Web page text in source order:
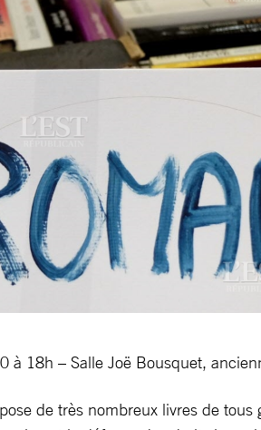
18h – Salle Joë Bousquet,
de très nombreux livres de tous